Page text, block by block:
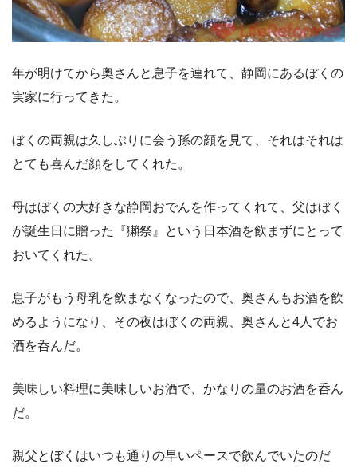
年が明けてから奥さんと息子を連れて、静岡にあるぼくの
実家に行ってきた。
ぼくの両親は久しぶりに会う孫の顔を見て、それはそれは
とても喜んだ顔をしてくれた。
母はぼくの大好きな静岡おでんを作ってくれて、父はぼく
が誕生日に贈った『獺祭』という日本酒を飲まずにとって
おいてくれた。
息子がもう母乳を飲まなくなったので、奥さんもお酒を飲
めるようになり、その夜はぼくの両親、奥さんと4人でお
酒を呑んだ。
美味しい料理に美味しいお酒で、かなりの量のお酒を呑ん
だ。
親父とぼくはいつも通りの早いペースで飲んでいたのだ